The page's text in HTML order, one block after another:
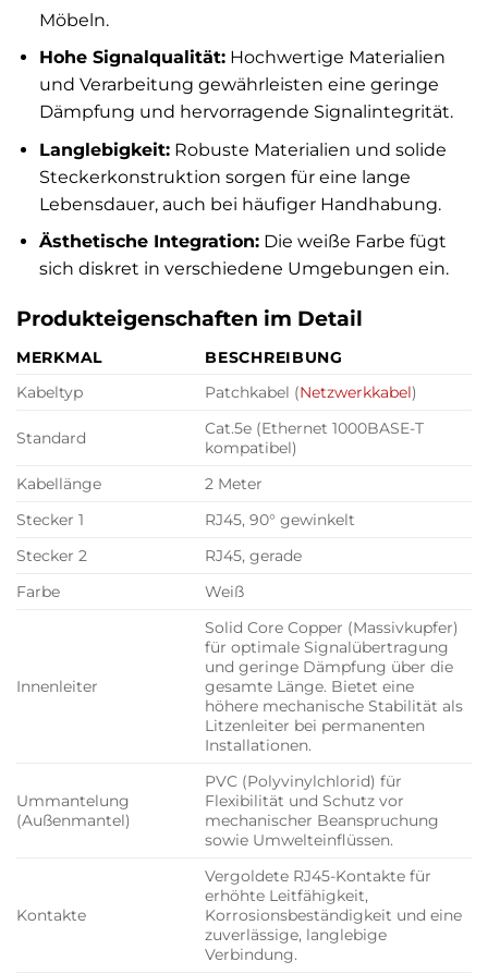
Möbeln.
Hohe Signalqualität:Hochwertige Materialien
und Verarbeitung gewährleisten eine geringe
Dämpfung und hervorragende Signalintegrität.
Langlebigkeit:Robuste Materialien und solide
Steckerkonstruktion sorgen für eine lange
Lebensdauer, auch bei häufiger Handhabung.
Ästhetische Integration:Die weiße Farbe fügt
sich diskret in verschiedene Umgebungen ein.
Produkteigenschaften im Detail
MERKMAL
BESCHREIBUNG
Kabeltyp
Patchkabel (Netzwerkkabel)
Standard
Cat.5e (Ethernet 1000BASE-T
kompatibel)
Kabellänge
2 Meter
Stecker 1
RJ45, 90° gewinkelt
Stecker 2
RJ45, gerade
Farbe
Weiß
Innenleiter
Solid Core Copper (Massivkupfer)
für optimale Signalübertragung
und geringe Dämpfung über die
gesamte Länge. Bietet eine
höhere mechanische Stabilität als
Litzenleiter bei permanenten
Installationen.
Ummantelung
(Außenmantel)
PVC (Polyvinylchlorid) für
Flexibilität und Schutz vor
mechanischer Beanspruchung
sowie Umwelteinflüssen.
Kontakte
Vergoldete RJ45-Kontakte für
erhöhte Leitfähigkeit,
Korrosionsbeständigkeit und eine
zuverlässige, langlebige
Verbindung.